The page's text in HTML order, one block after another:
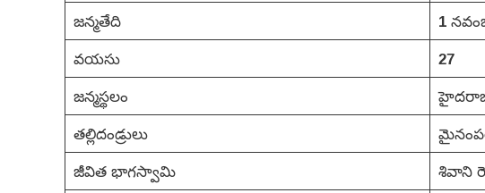
జన్మతేది
1
వయసు
27
జన్మస్థలం
తల్లిదండ్రులు
జీవిత భాగస్వామి
శివాని